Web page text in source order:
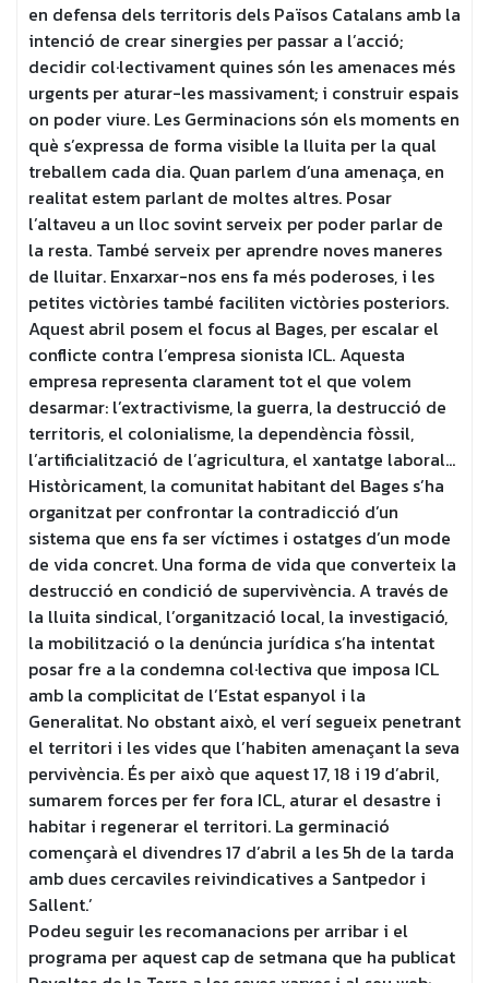
en defensa dels territoris dels Països Catalans amb la
intenció de crear sinergies per passar a l’acció;
decidir col·lectivament quines són les amenaces més
urgents per aturar-les massivament; i construir espais
on poder viure. Les Germinacions són els moments en
què s’expressa de forma visible la lluita per la qual
treballem cada dia. Quan parlem d’una amenaça, en
realitat estem parlant de moltes altres. Posar
l’altaveu a un lloc sovint serveix per poder parlar de
la resta. També serveix per aprendre noves maneres
de lluitar. Enxarxar-nos ens fa més poderoses, i les
petites victòries també faciliten victòries posteriors.
Aquest abril posem el focus al Bages, per escalar el
conflicte contra l’empresa sionista ICL. Aquesta
empresa representa clarament tot el que volem
desarmar: l’extractivisme, la guerra, la destrucció de
territoris, el colonialisme, la dependència fòssil,
l’artificialització de l’agricultura, el xantatge laboral…
Històricament, la comunitat habitant del Bages s’ha
organitzat per confrontar la contradicció d’un
sistema que ens fa ser víctimes i ostatges d’un mode
de vida concret. Una forma de vida que converteix la
destrucció en condició de supervivència. A través de
la lluita sindical, l’organització local, la investigació,
la mobilització o la denúncia jurídica s’ha intentat
posar fre a la condemna col·lectiva que imposa ICL
amb la complicitat de l’Estat espanyol i la
Generalitat. No obstant això, el verí segueix penetrant
el territori i les vides que l’habiten amenaçant la seva
pervivència. És per això que aquest 17, 18 i 19 d’abril,
sumarem forces per fer fora ICL, aturar el desastre i
habitar i regenerar el territori. La germinació
començarà el divendres 17 d’abril a les 5h de la tarda
amb dues cercaviles reivindicatives a Santpedor i
Sallent.’
Podeu seguir les recomanacions per arribar i el
programa per aquest cap de setmana que ha publicat